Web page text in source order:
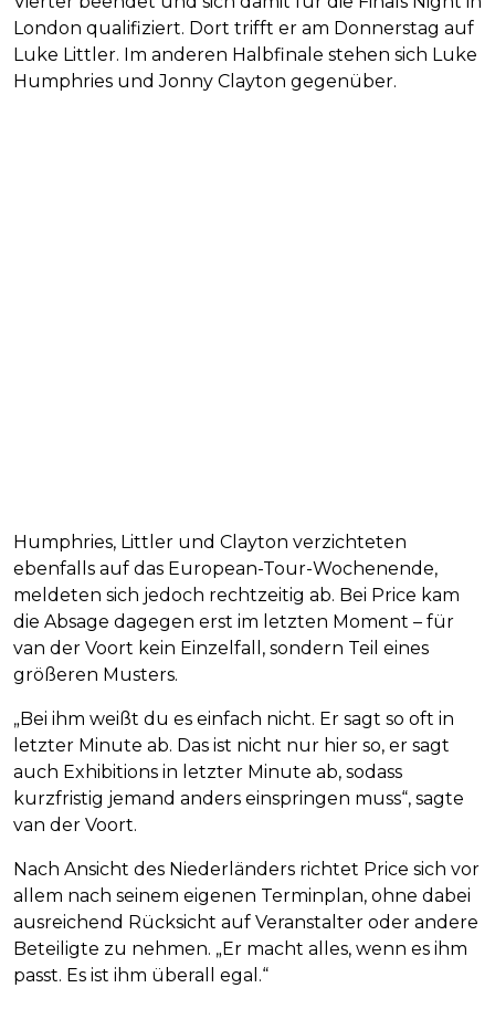
London qualifiziert. Dort trifft er am Donnerstag auf
Luke Littler. Im anderen Halbfinale stehen sich Luke
Humphries und Jonny Clayton gegenüber.
Humphries, Littler und Clayton verzichteten
ebenfalls auf das European-Tour-Wochenende,
meldeten sich jedoch rechtzeitig ab. Bei Price kam
die Absage dagegen erst im letzten Moment – für
van der Voort kein Einzelfall, sondern Teil eines
größeren Musters.
„Bei ihm weißt du es einfach nicht. Er sagt so oft in
letzter Minute ab. Das ist nicht nur hier so, er sagt
auch Exhibitions in letzter Minute ab, sodass
kurzfristig jemand anders einspringen muss“, sagte
van der Voort.
Nach Ansicht des Niederländers richtet Price sich vor
allem nach seinem eigenen Terminplan, ohne dabei
ausreichend Rücksicht auf Veranstalter oder andere
Beteiligte zu nehmen. „Er macht alles, wenn es ihm
passt. Es ist ihm überall egal.“